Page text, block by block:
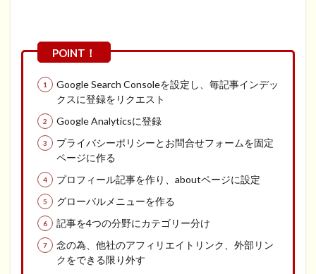
Google Search Consoleを設定し、毎記事インデッ
クスに登録をリクエスト
Google Analyticsに登録
プライバシーポリシーとお問合せフォームを固定
ページに作る
プロフィール記事を作り、aboutページに設定
グローバルメニューを作る
記事を4つの分野にカテゴリー分け
念の為、他社のアフィリエイトリンク、外部リン
クをできる限り外す